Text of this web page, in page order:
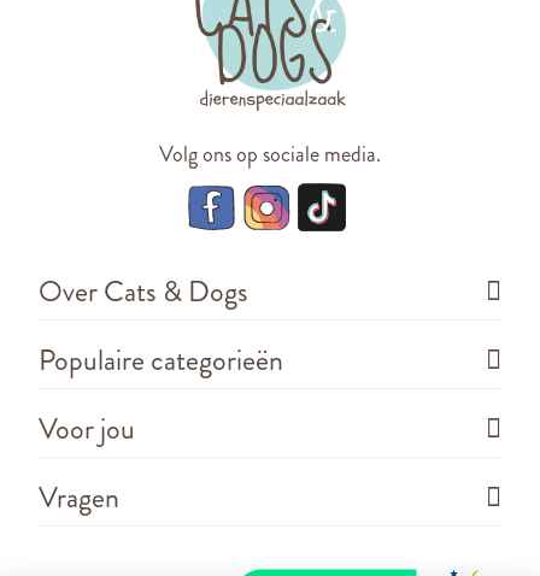
Volg ons op sociale media.
Over Cats & Dogs
Populaire categorieën
Voor jou
Vragen